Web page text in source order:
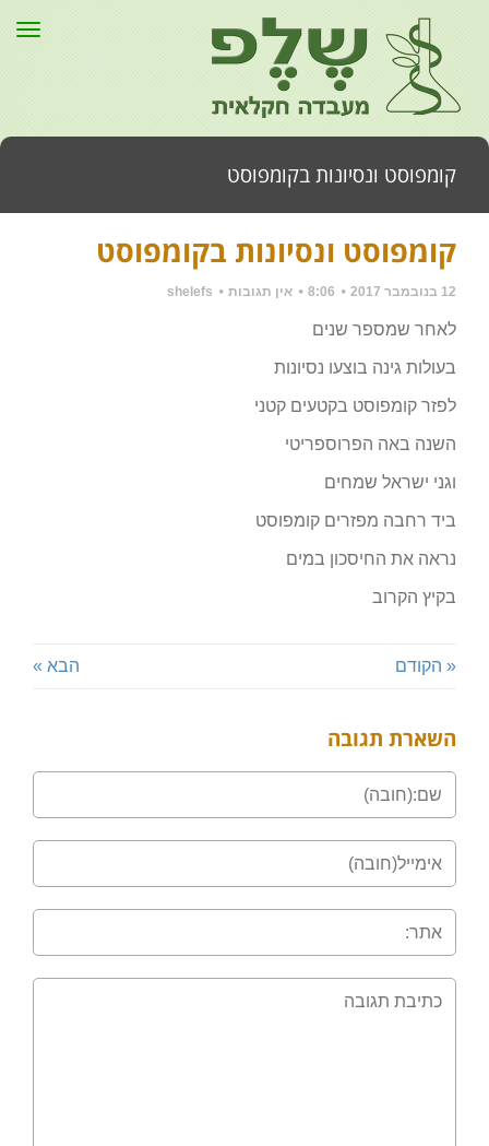
קומפוסט ונסיונות בקומפוסט
דף הבית » כללי » קומפוסט ונסיונות בקומפוסט
קומפוסט ונסיונות בקומפוסט
12 בנובמבר 2017 8:06 אין תגובות shelefs
לאחר שמספר שנים
בעולות גינה בוצעו נסיונות
לפזר קומפוסט בקטעים קטני
השנה באה הפרוספריטי
וגני ישראל שמחים
ביד רחבה מפזרים קומפוסט
נראה את החיסכון במים
בקיץ הקרוב
« הקודם הבא »
השארת תגובה